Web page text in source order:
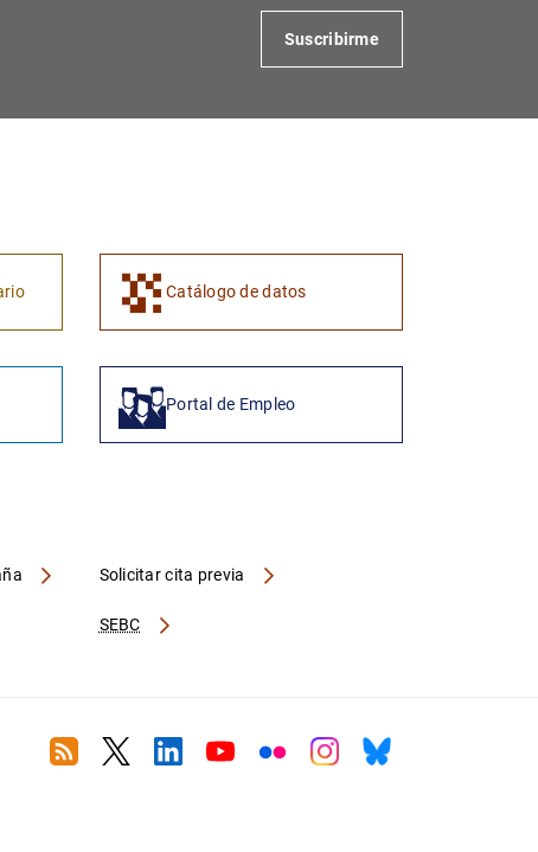
Suscribirme
Catálogo de datos
Portal de Empleo
SEBC
Solicitar cita previa
RSS TwitterLinkedin
YoutubeFlickrInstagram
Bluesky